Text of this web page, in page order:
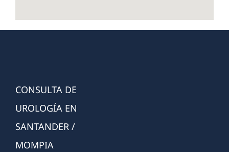
CONSULTA DE
UROLOGÍA EN
SANTANDER /
MOMPIA